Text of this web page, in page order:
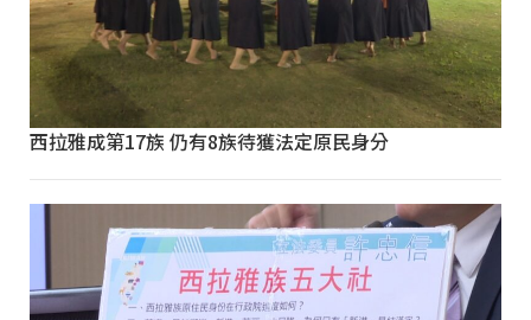
西拉雅成第17族 仍有8族待獲法定原民身分